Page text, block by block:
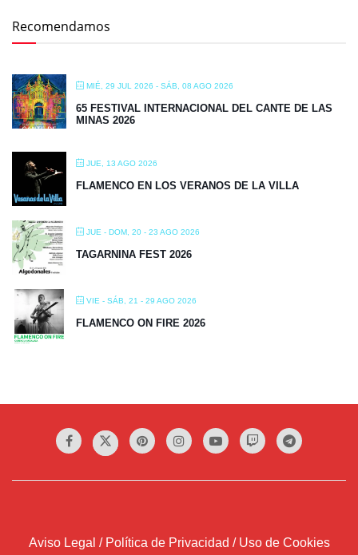
Recomendamos
MIÉ, 29 JUL 2026 - SÁB, 08 AGO 2026
65 FESTIVAL INTERNACIONAL DEL CANTE DE LAS
MINAS 2026
JUE, 13 AGO 2026
FLAMENCO EN LOS VERANOS DE LA VILLA
JUE - DOM, 20 - 23 AGO 2026
TAGARNINA FEST 2026
VIE - SÁB, 21 - 29 AGO 2026
FLAMENCO ON FIRE 2026
Aviso Legal / Política de Privacidad / Uso de Cookies